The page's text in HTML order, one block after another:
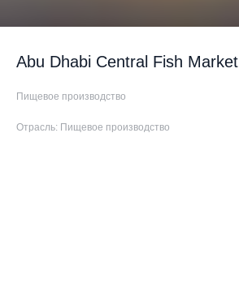
Abu Dhabi Central Fish Market
Пищевое производство
Отрасль: Пищевое производство